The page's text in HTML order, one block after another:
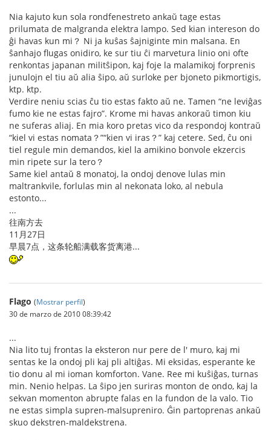
Nia kajuto kun sola rondfenestreto ankaŭ tage estas
prilumata de malgranda elektra lampo. Sed kian intereson do
ĝi havas kun mi？ Ni ja kuŝas ŝajniginte min malsana. En
ŝanhajo flugas onidiro, ke sur tiu ĉi marvetura linio oni ofte
renkontas japanan militŝipon, kaj foje la malamikoj forprenis
junulojn el tiu aŭ alia ŝipo, aŭ surloke per bjoneto pikmortigis,
ktp. ktp.
Verdire neniu scias ĉu tio estas fakto aŭ ne. Tamen “ne leviĝas
fumo kie ne estas fajro”. Krome mi havas ankoraŭ timon kiu
ne suferas aliaj. En mia koro pretas vico da respondoj kontraŭ
“kiel vi estas nomata？”“kien vi iras？” kaj cetere. Sed, ĉu oni
tiel regule min demandos, kiel la amikino bonvole ekzercis
min ripete sur la tero？
Same kiel antaŭ 8 monatoj, la ondoj denove lulas min
maltrankvile, forlulas min al nekonata loko, al nebula
estonto...
...
往南方去
11月27日
早晨7点，这条轮船满载客货离港...
Flago (Mostrar perfil)
30 de marzo de 2010 08:39:42
...
Nia lito tuj frontas la eksteron nur pere de l' muro, kaj mi
sentas ke la ondoj pli kaj pli altiĝas. Mi eksidas, esperante ke
tio donu al mi ioman komforton. Vane. Ree mi kuŝiĝas, turnas
min. Nenio helpas. La ŝipo jen suriras monton de ondo, kaj la
sekvan momenton abrupte falas en la fundon de la valo. Tio
ne estas simpla supren-malsupreniro. Ĝin partoprenas ankaŭ
skuo dekstren-maldekstrena.